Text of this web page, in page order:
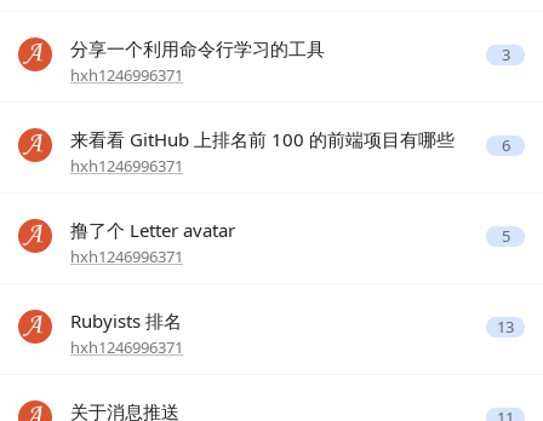
分享一个利用命令行学习的工具
hxh1246996371
3
来看看 GitHub 上排名前 100 的前端项目有哪些
hxh1246996371
6
撸了个 Letter avatar
hxh1246996371
5
Rubyists 排名
hxh1246996371
13
关于消息推送